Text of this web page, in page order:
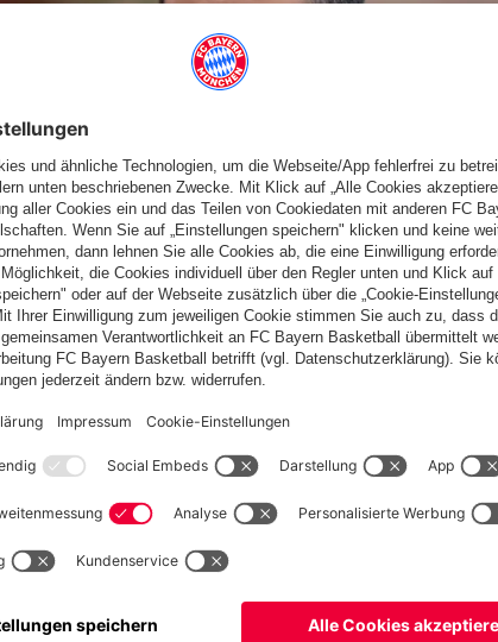
Ballon d’Or. Wir beim FC Bayern hätten diesen Titel aber
Ausnahmespieler in unseren Reihen zu haben, der völlig
und wird niemals nachlassen. Robert nimmt sich immer
Besonders freuen wir uns, dass Jamal Musiala bei der
ist. Er wird uns allen noch viel Freude machen und